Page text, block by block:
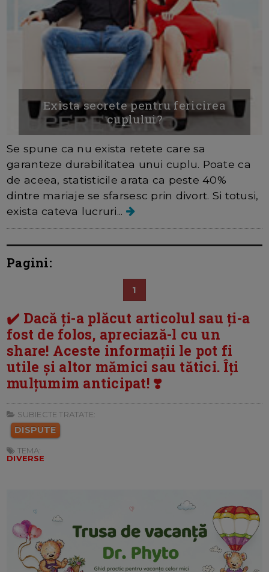
Exista secrete pentru fericirea
cuplului?
Se spune ca nu exista retete care sa
garanteze durabilitatea unui cuplu. Poate ca
de aceea, statisticile arata ca peste 40%
dintre mariaje se sfarsesc prin divort. Si totusi,
exista cateva lucruri...
Pagini:
1
✔️ Dacă ți-a plăcut articolul sau ți-a
fost de folos, apreciază-l cu un
share! Aceste informații le pot fi
utile și altor mămici sau tătici. Îți
mulțumim anticipat! ❣️
SUBIECTE TRATATE:
DISPUTE
TEMA:
DIVERSE